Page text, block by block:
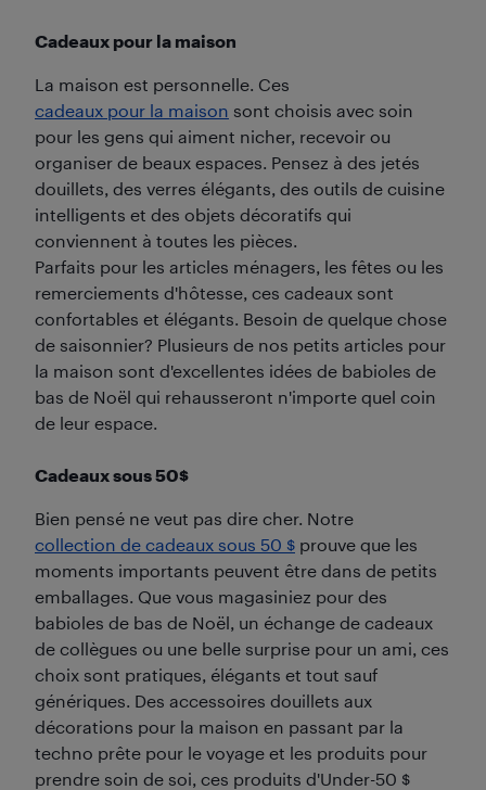
Cadeaux pour la maison
La maison est personnelle. Ces
cadeaux pour la maison sont choisis avec soin
pour les gens qui aiment nicher, recevoir ou
organiser de beaux espaces. Pensez à des jetés
douillets, des verres élégants, des outils de cuisine
intelligents et des objets décoratifs qui
conviennent à toutes les pièces.
Parfaits pour les articles ménagers, les fêtes ou les
remerciements d'hôtesse, ces cadeaux sont
confortables et élégants. Besoin de quelque chose
de saisonnier? Plusieurs de nos petits articles pour
la maison sont d'excellentes idées de babioles de
bas de Noël qui rehausseront n'importe quel coin
de leur espace.
Cadeaux sous 50$
Bien pensé ne veut pas dire cher. Notre
collection de cadeaux sous 50 $ prouve que les
moments importants peuvent être dans de petits
emballages. Que vous magasiniez pour des
babioles de bas de Noël, un échange de cadeaux
de collègues ou une belle surprise pour un ami, ces
choix sont pratiques, élégants et tout sauf
génériques. Des accessoires douillets aux
décorations pour la maison en passant par la
techno prête pour le voyage et les produits pour
prendre soin de soi, ces produits d'Under-50 $